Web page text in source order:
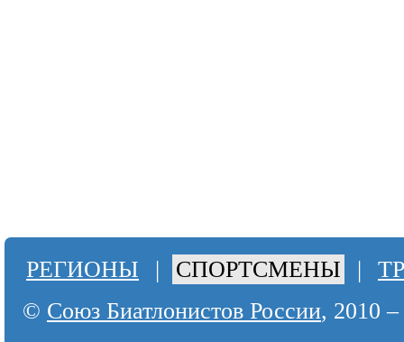
РЕГИОНЫ | СПОРТСМЕНЫ |
© Союз Биатлонистов России, 2010